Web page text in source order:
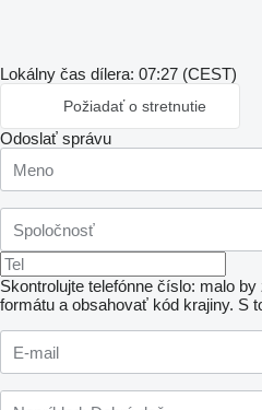
Lokálny čas dílera: 07:27 (CEST)
Požiadať o stretnutie
Odoslať správu
Skontrolujte telefónne číslo: malo
formátu a obsahovať kód krajiny. S